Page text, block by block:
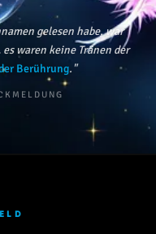
gelesen habe, war
waren keine Tränen der
Berührung."